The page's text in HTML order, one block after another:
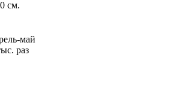
см.
май
раз